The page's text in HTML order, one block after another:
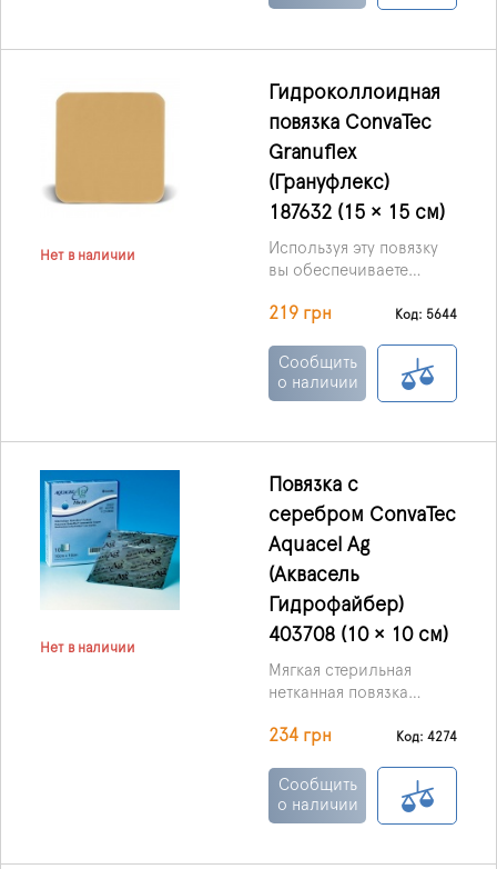
Нет в наличии
Гидроколлоидная
повязка ConvaTec
Granuflex
(Грануфлекс)
187632 (15 × 15 см)
Используя эту повязку
вы обеспечиваете
раневой поверхности,
процессы заживления,
и тем самым
способствуя
очищению раны.
219 грн Код: 5644
Сообщить
о наличии
Нет в наличии
Повязка с
серебром ConvaTec
Aquacel Ag
(Аквасель
Гидрофайбер)
403708 (10 × 10 см)
Мягкая стерильная
нетканная повязка
с серебром обладает
антимикробными
свойствами, но также и
высокой
234 грн Код: 4274
Сообщить
о наличии